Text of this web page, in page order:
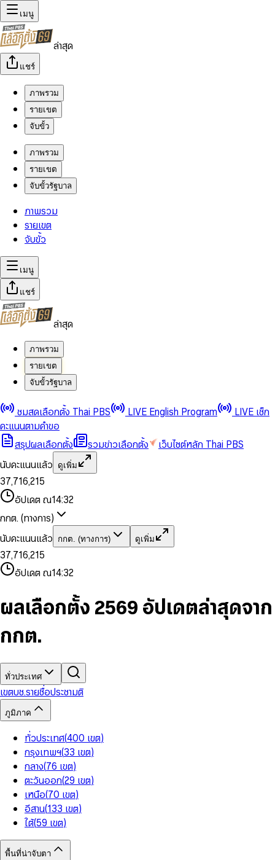
เมนู
ล่าสุด
แชร์
ภาพรวม
รายเขต
จับขั้ว
ภาพรวม
รายเขต
จับขั้วรัฐบาล
ภาพรวม
รายเขต
จับขั้ว
เมนู
แชร์
ล่าสุด
ภาพรวม
รายเขต
จับขั้วรัฐบาล
ชมสดเลือกตั้ง Thai PBS LIVE English Program
LIVE เช็ก
คะแนนตามคำขอ
สรุปผลเลือกตั้ง
รวมข่าวเลือกตั้ง
เว็บไซต์หลัก Thai PBS
นับคะแนนแล้ว
ดูเพิ่ม
0
1
2
3
4
5
6
8
9
0
1
2
3
4
5
6
7
8
9
,
0
1
2
4
6
7
8
9
0
1
2
3
4
5
6
7
8
9
0
1
3
5
6
7
8
9
,
1
2
4
5
7
8
9
0
1
3
4
6
7
8
9
0
2
3
4
5
7
8
อัปเดต ณ14:32
กกต. (ทางการ)
นับคะแนนแล้ว
กกต. (ทางการ) ดูเพิ่ม
0
1
2
3
4
5
7
8
0
1
2
4
5
6
7
8
9
,
0
1
2
4
6
7
8
9
0
1
2
3
5
6
8
9
0
1
3
5
6
7
8
,
1
2
4
6
7
9
0
1
3
5
6
8
9
0
2
3
4
5
7
9
อัปเดต ณ14:32
ผลเลือกตั้ง 2569 อัปเดตล่าสุดจาก
กกต.
ทั่วประเทศ
เขตบช.รายชื่อประชามติ
ภูมิภาค
ทั่วประเทศ(400 เขต)
กรุงเทพฯ(33 เขต)
กลาง(76 เขต)
ตะวันออก(29 เขต)
เหนือ(70 เขต)
อีสาน(133 เขต)
ใต้(59 เขต)
พื้นที่น่าจับตา